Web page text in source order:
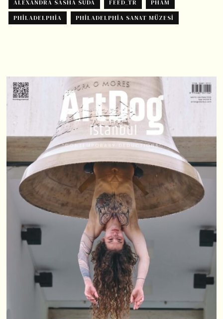
ALEXANDRA SASHA SUDA FEED_TR
PHAM
PHILADELPHIA
PHILADELPHIA SANAT MÜZESI